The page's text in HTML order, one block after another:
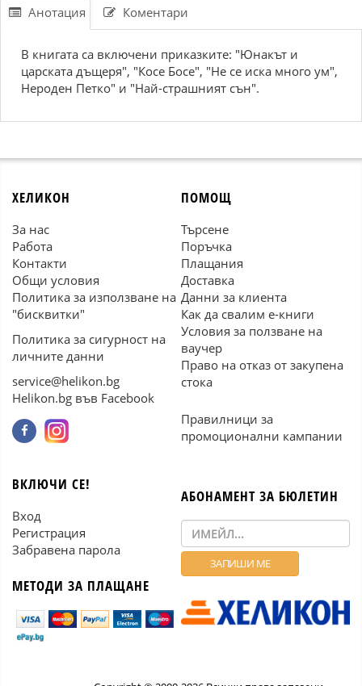
Анотация Коментари
В книгата са включени приказките: "Юнакът и
царската дъщеря", "Косе Босе", "Не се иска много ум",
Нероден Петко" и "Най-страшният сън".
ХЕЛИКОН
За нас
Работа
Контакти
Общи условия
Политика за използване на
"бисквитки"
Политика за сигурност на
личните данни
service@helikon.bg
Helikon.bg във Facebook
ПОМОЩ
Търсене
Поръчка
Плащания
Доставка
Данни за клиента
Как да свалим е-книги
Условия за ползване на
ваучер
Право на отказ от закупена
стока
Правилници за
промоционални кампании
ВКЛЮЧИ СЕ!
Вход
Регистрация
Забравена парола
МЕТОДИ ЗА ПЛАЩАНЕ
АБОНАМЕНТ ЗА БЮЛЕТИН